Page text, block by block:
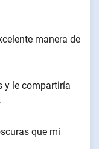
manera de
y le compartiría
que mi